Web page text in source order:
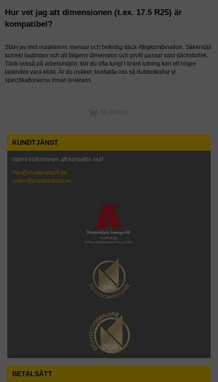
Hur vet jag att dimensionen (t.ex. 17.5 R25) är
kompatibel?
Stäm av mot maskinens manual och befintlig däck-/fälgkombination. Säkerställ
korrekt lastindex och att fälgens dimension och profil passar vald däckstorlek.
Tänk också på arbetsmiljön: kör du ofta tungt i brant lutning kan ett högre
lastindex vara klokt. Är du osäker, kontakta oss så dubbelkollar vi
specifikationerna innan leverans.
KUNDTJÄNST
Varmt välkommen att kontakta oss!
info@maskindack.se
order@maskindack.se
BETALSÄTT